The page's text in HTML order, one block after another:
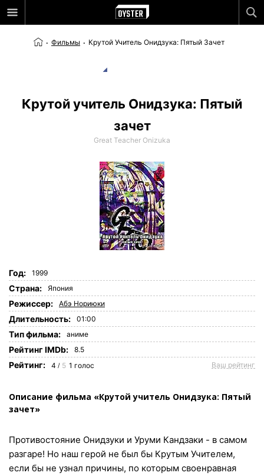
Фильмы Крутой Учитель Онидзука: Пятый Зачет
Крутой учитель Онидзука: Пятый
зачет
Great Teacher Onizuka
Год: 1999
Страна: Япония
Режиссер: Абэ Нориюки
Длительность: 01:00
Tип фильма: аниме
Рейтинг IMDb: 8.5
Рейтинг: 4 / 5 1 голос Ваш рейтинг
Описание фильма «Крутой учитель Онидзука: Пятый
зачет»
Противостояние Онидзуки и Уруми Кандзаки - в самом
разгаре! Но наш герой не был бы Крутым Учителем,
если бы не узнал причины, по которым своенравная